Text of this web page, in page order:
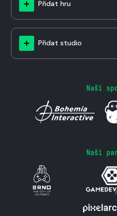
Přidat hru
Přidat studio
Naši
Naši